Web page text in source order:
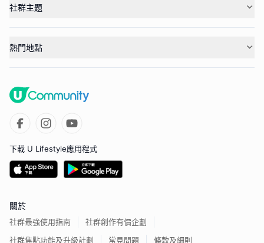
社群主題
熱門地點
下載 U Lifestyle應用程式
關於
社群最強使用指南
社群創作有價企劃
社群焦點功能及升級計劃
常見問題 條款及細則